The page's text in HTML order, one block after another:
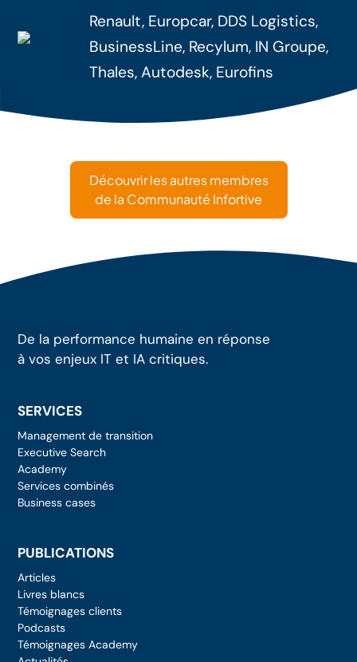
Renault, Europcar, DDS Logistics,
BusinessLine, Recylum, IN Groupe,
Thales, Autodesk, Eurofins
Découvrir les autres membres
de la Communauté Infortive
De la performance humaine en réponse
à vos enjeux IT et IA critiques.
SERVICES
Management de transition
Executive Search
Academy
Services combinés
Business cases
PUBLICATIONS
Articles
Livres blancs
Témoignages clients
Podcasts
Témoignages Academy